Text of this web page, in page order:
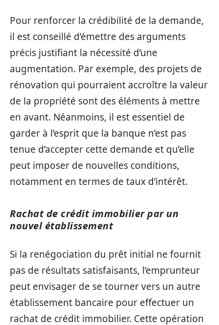
Pour renforcer la crédibilité de la demande,
il est conseillé d’émettre des arguments
précis justifiant la nécessité d’une
augmentation. Par exemple, des projets de
rénovation qui pourraient accroître la valeur
de la propriété sont des éléments à mettre
en avant. Néanmoins, il est essentiel de
garder à l’esprit que la banque n’est pas
tenue d’accepter cette demande et qu’elle
peut imposer de nouvelles conditions,
notamment en termes de taux d’intérêt.
Rachat de crédit immobilier par un
nouvel établissement
Si la renégociation du prêt initial ne fournit
pas de résultats satisfaisants, l’emprunteur
peut envisager de se tourner vers un autre
établissement bancaire pour effectuer un
rachat de crédit immobilier. Cette opération